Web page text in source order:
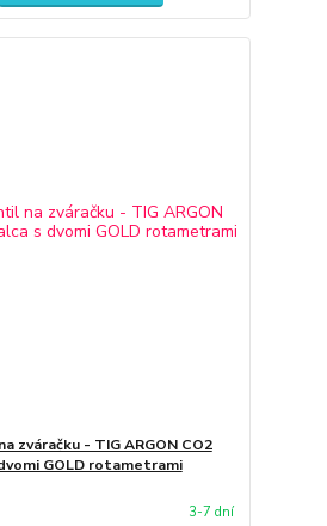
zváračku - TIG ARGON CO2
GOLD rotametrami
3-7 dní